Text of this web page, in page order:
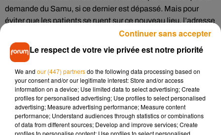
demande du Samu, si ce dernier est dépassé. Mais pour
éviter que les patients se ruent sur ce nouveau lieu, l’adresse
Onze médecins retraités seront chargés de faire fonctionner
ce centre. D’autres volontaires sont les bienvenus s’ils
souhaitent s’investir. C’est par ailleurs la Croix-Rouge qui se
chargera de la partie logistique. Des agents de la Caisse
primaire d’assurance maladie assureront quant à eux les
permanences téléphoniques et le côté administratif.
Le respect de votre vie privée est notre priorité
We and our (447) partnersdo the following data processing based on
your consent and/or our legitimate interest: Store and/or access
information on a device; Use limited data to select advertising; Create
profiles for personalised advertising; Use profiles to select personalised
advertising; Measure advertising performance; Measure content
performance; Understand audiences through statistics or combinations
of data from different sources; Develop and improve services; Create
profiles to personalise content; Use profiles to select personalised
Continuer sans accepter